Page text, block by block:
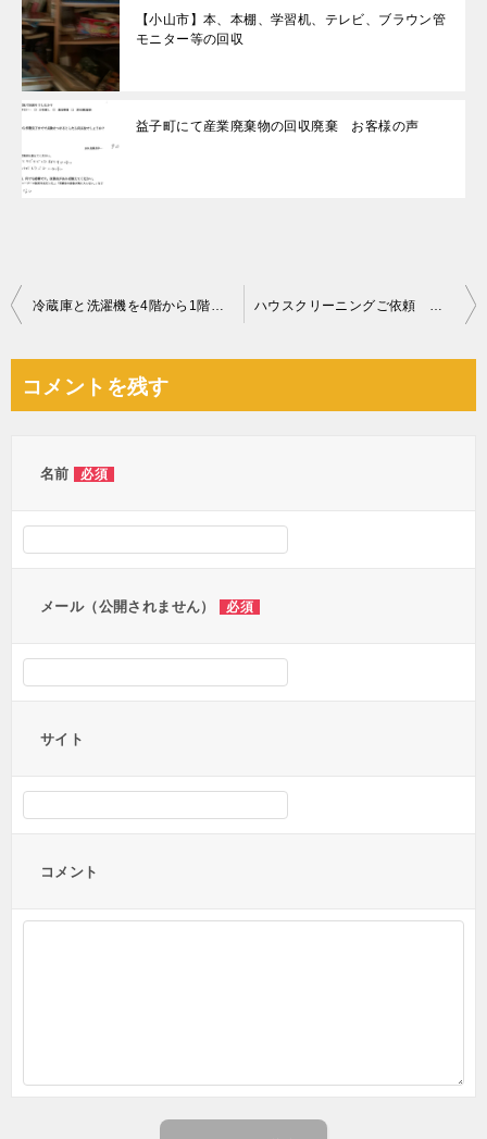
【小山市】本、本棚、学習机、テレビ、ブラウン管
モニター等の回収
益子町にて産業廃棄物の回収廃棄 お客様の声
投
ビ
冷蔵庫と洗濯機を4階から1階へ下ろす作業の手伝いご依頼 ハウスクリーニングご依頼 お客様の声
コメントを残す
名前 必須
メール（公開されません） 必須
サイト
コメント